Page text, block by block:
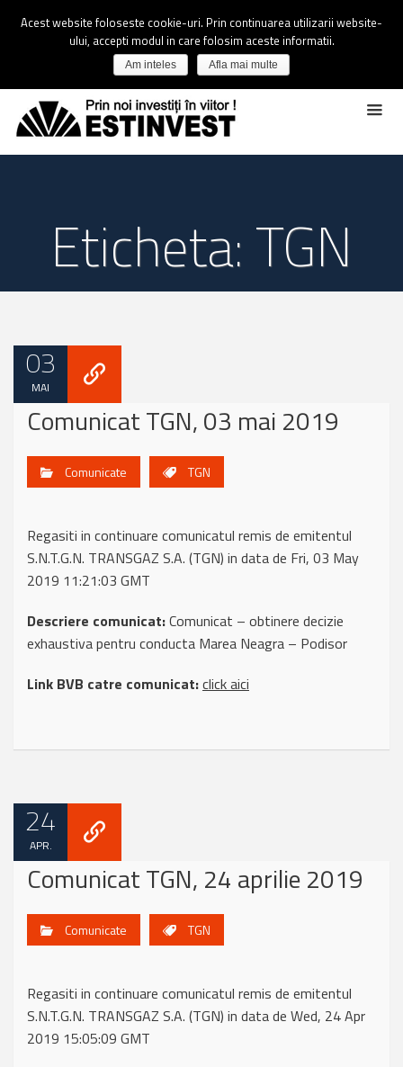
Eticheta: TGN
03
MAI
Comunicat TGN, 03 mai 2019
Comunicate TGN
Regasiti in continuare comunicatul remis de emitentul
S.N.T.G.N. TRANSGAZ S.A. (TGN) in data de Fri, 03 May
2019 11:21:03 GMT
Descriere comunicat:Comunicat – obtinere decizie
exhaustiva pentru conducta Marea Neagra – Podisor
Link BVB catre comunicat:click aici
24
APR.
Comunicat TGN, 24 aprilie 2019
Comunicate TGN
Regasiti in continuare comunicatul remis de emitentul
S.N.T.G.N. TRANSGAZ S.A. (TGN) in data de Wed, 24 Apr
2019 15:05:09 GMT
Acest website foloseste cookie-uri. Prin continuarea utilizarii website-
ului, accepti modul in care folosim aceste informatii.
Am inteles Afla mai multe